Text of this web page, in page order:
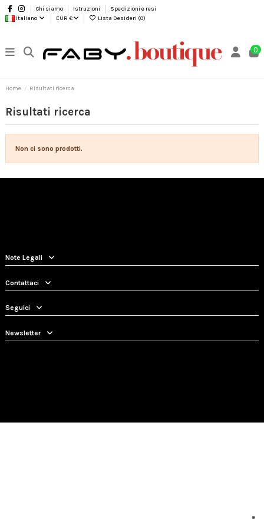
Chi siamo Istruzioni
Spedizioni e resi
Italiano
EUR € Lista Desideri (0)
0
Home Risultati ricerca
Risultati ricerca
Non ci sono prodotti.
Note Legali
Contattaci
Seguici
Newsletter